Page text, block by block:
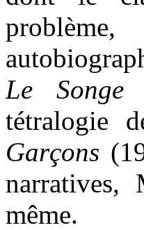
Le Songe
tétralogie
Garçons
narratives,
même.